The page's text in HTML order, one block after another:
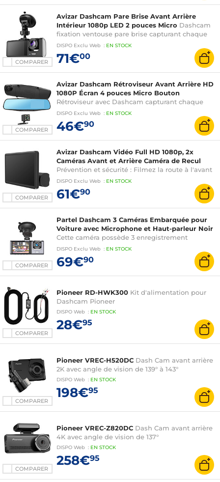
COMPARER
Avizar Dashcam Pare Brise Avant Arrière
Intérieur 1080p LED 2 pouces Micro Dashcam
fixation ventouse pare brise capturant chaque
instant de votre conduite avec une clarté Full HD
DISPO Exclu Web : EN STOCK
71€00
COMPARER
Avizar Dashcam Rétroviseur Avant Arrière HD
1080P Écran 4 pouces Micro Bouton
Rétroviseur avec Dashcam capturant chaque
instant de votre conduite avec une clarté Full HD
DISPO Exclu Web : EN STOCK
46€90
COMPARER
Avizar Dashcam Vidéo Full HD 1080p, 2x
Caméras Avant et Arrière Caméra de Recul
Prévention et sécurité : Filmez la route à l'avant
comme à l'arrière pendant vos trajets
DISPO Exclu Web : EN STOCK
61€90
COMPARER
Partel Dashcam 3 Caméras Embarquée pour
Voiture avec Microphone et Haut-parleur Noir
Cette caméra possède 3 enregistrement
simultané : avant, intérieur et arrière
DISPO Exclu Web : EN STOCK
69€90
COMPARER
Pioneer RD-HWK300 Kit d'alimentation pour
Dashcam Pioneer
DISPO Web : EN STOCK
28€95
COMPARER
Pioneer VREC-H520DC Dash Cam avant arrière
2K avec angle de vision de 139° à 143°
DISPO Web : EN STOCK
198€95
COMPARER
Pioneer VREC-Z820DC Dash Cam avant arrière
4K avec angle de vision de 137°
DISPO Web : EN STOCK
258€95